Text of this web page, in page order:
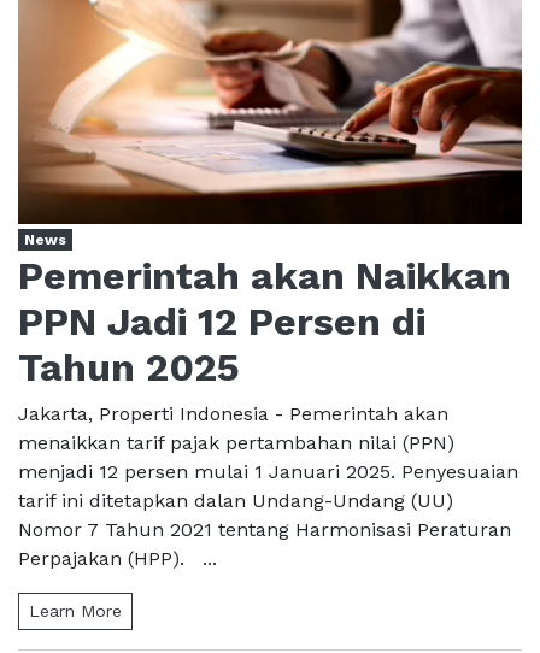
News
Pemerintah akan Naikkan
PPN Jadi 12 Persen di
Tahun 2025
Jakarta, Properti Indonesia - Pemerintah akan
menaikkan tarif pajak pertambahan nilai (PPN)
menjadi 12 persen mulai 1 Januari 2025. Penyesuaian
tarif ini ditetapkan dalan Undang-Undang (UU)
Nomor 7 Tahun 2021 tentang Harmonisasi Peraturan
Perpajakan (HPP). ...
Learn More